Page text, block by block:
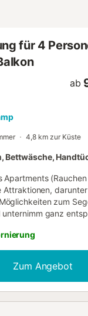
für 4
ab
4,8 km zur Küste
Bettwäsche,
Apartments
Attraktionen,
zum
unternimm ganz
oder Canina Punta
deiner Rückkehr
der Terrasse oder
nicht die
hast, gibt es
Zum Angebot